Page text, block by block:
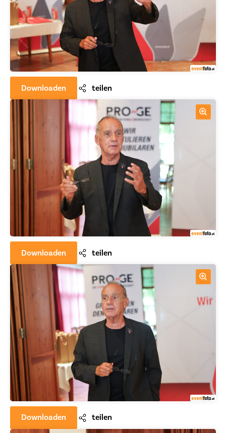
Downloaden teilen
Downloaden teilen
Downloaden teilen